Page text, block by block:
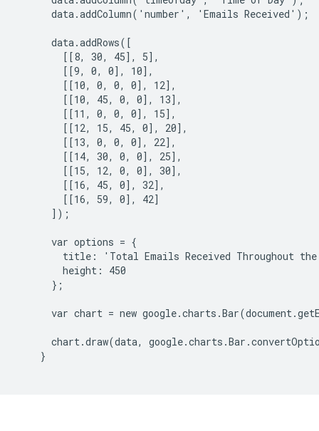
      data.addColumn('number', 'Emails Received');
      data.addRows([
        [[8, 30, 45], 5],
        [[9, 0, 0], 10],
        [[10, 0, 0, 0], 12],
        [[10, 45, 0, 0], 13],
        [[11, 0, 0, 0], 15],
        [[12, 15, 45, 0], 20],
        [[13, 0, 0, 0], 22],
        [[14, 30, 0, 0], 25],
        [[15, 12, 0, 0], 30],
        [[16, 45, 0], 32],
        [[16, 59, 0], 42]
      ]);
      var options = {
title: 'Total Emails Received Throughout
        height: 450
      };
var chart = new
chart.draw(data,
    }